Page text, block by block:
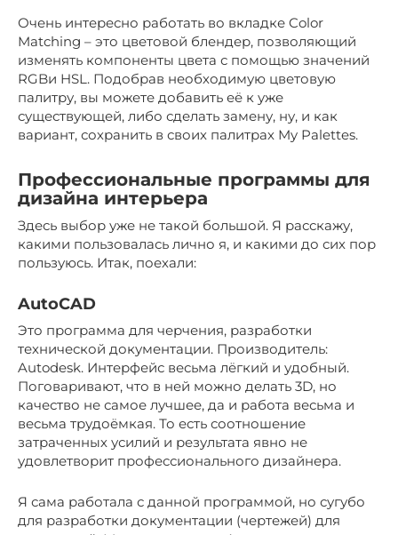
Очень интересно работать во вкладке Color
Matching – это цветовой блендер, позволяющий
изменять компоненты цвета с помощью значений
RGBи HSL. Подобрав необходимую цветовую
палитру, вы можете добавить её к уже
существующей, либо сделать замену, ну, и как
вариант, сохранить в своих палитрах My Palettes.
Профессиональные программы для
дизайна интерьера
Здесь выбор уже не такой большой. Я расскажу,
какими пользовалась лично я, и какими до сих пор
пользуюсь. Итак, поехали:
AutoCAD
Это программа для черчения, разработки
технической документации. Производитель:
Autodesk. Интерфейс весьма лёгкий и удобный.
Поговаривают, что в ней можно делать 3D, но
качество не самое лучшее, да и работа весьма и
весьма трудоёмкая. То есть соотношение
затраченных усилий и результата явно не
удовлетворит профессионального дизайнера.
Я сама работала с данной программой, но сугубо
для разработки документации (чертежей) для